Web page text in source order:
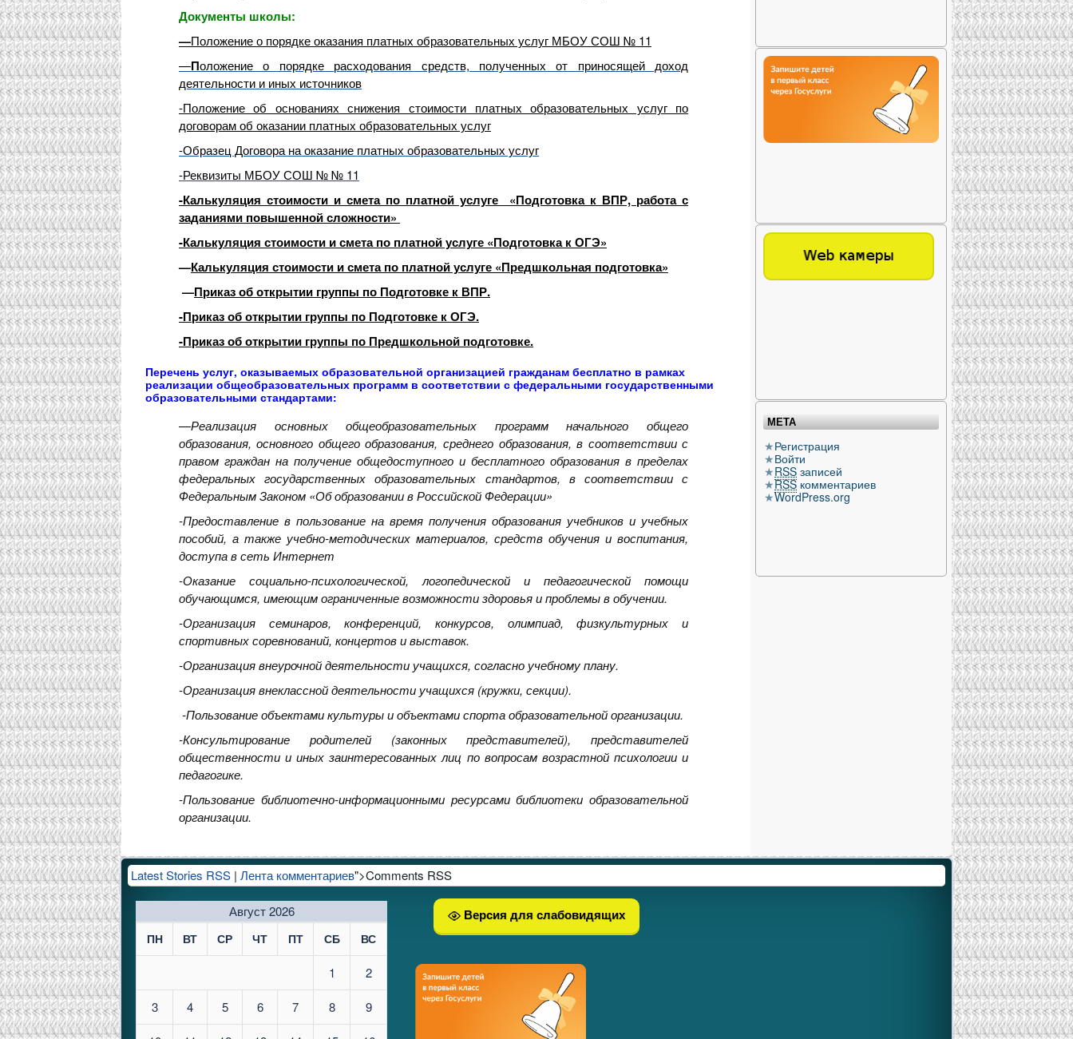
Документы школы:
—Положение о порядке оказания платных образовательных услуг МБОУ СОШ № 11
—Положение о порядке расходования средств, полученных от приносящей доход
деятельности и иных источников
-Положение об основаниях снижения стоимости платных образовательных услуг по
договорам об оказании платных образовательных услуг
-Образец Договора на оказание платных образовательных услуг
-Реквизиты МБОУ СОШ № № 11
-Калькуляция стоимости и смета по платной услуге «Подготовка к ВПР, работа с
заданиями повышенной сложности»
-Калькуляция стоимости и смета по платной услуге «Подготовка к ОГЭ»
—Калькуляция стоимости и смета по платной услуге «Предшкольная подготовка»
—Приказ об открытии группы по Подготовке к ВПР.
-Приказ об открытии группы по Подготовке к ОГЭ.
-Приказ об открытии группы по Предшкольной подготовке.
Перечень услуг, оказываемых образовательной организацией гражданам бесплатно в рамках
реализации общеобразовательных программ в соответствии с федеральными государственными
образовательными стандартами:
—Реализация основных общеобразовательных программ начального общего
образования, основного общего образования, среднего образования, в соответствии с
правом граждан на получение общедоступного и бесплатного образования в пределах
федеральных государственных образовательных стандартов, в соответствии с
Федеральным Законом «Об образовании в Российской Федерации»
-Предоставление в пользование на время получения образования учебников и учебных
пособий, а также учебно-методических материалов, средств обучения и воспитания,
доступа в сеть Интернет
-Оказание социально-психологической, логопедической и педагогической помощи
обучающимся, имеющим ограниченные возможности здоровья и проблемы в обучении.
-Организация семинаров, конференций, конкурсов, олимпиад, физкультурных и
спортивных соревнований, концертов и выставок.
-Организация внеурочной деятельности учащихся, согласно учебному плану.
-Организация внеклассной деятельности учащихся (кружки, секции).
-Пользование объектами культуры и объектами спорта образовательной организации.
-Консультирование родителей (законных представителей), представителей
общественности и иных заинтересованных лиц по вопросам возрастной психологии и
педагогике.
-Пользование библиотечно-информационными ресурсами библиотеки образовательной
организации.
МЕТА
Регистрация
Войти
RSS записей
RSS комментариев
WordPress.org
Latest Stories RSS | Лента комментариев">Comments RSS
Август 2026
ПН ВТ СР ЧТ ПТ СБ ВС
1 2
3 4 5 6 7 8 9
Версия для слабовидящих